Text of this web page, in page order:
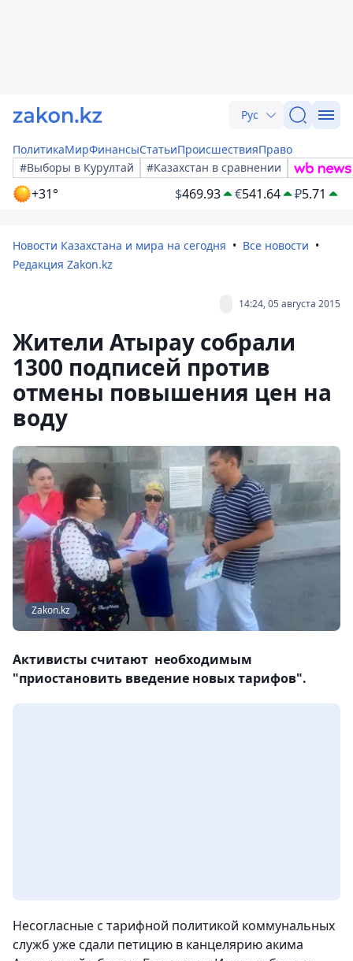
Рус
ПолитикаМирФинансыСтатьиПроисшествияПраво
#Выборы в Курултай
#Казахстан в сравнении
+31° $469.93 €541.64 ₽5.71
Новости Казахстана и мира на сегодня
Все новости
Редакция Zakon.kz
14:24, 05 августа 2015
Жители Атырау собрали
1300 подписей против
отмены повышения цен на
воду
Zakon.kz
Активисты считают необходимым
"приостановить введение новых тарифов".
Несогласные с тарифной политикой коммунальных
служб уже сдали петицию в канцелярию акима